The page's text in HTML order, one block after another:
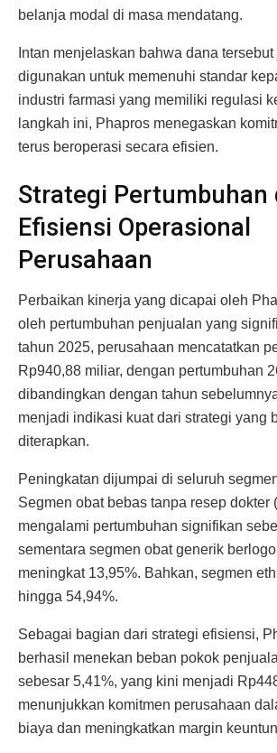
belanja modal di masa mendatang.
Intan menjelaskan bahwa dana
digunakan untuk memenuhi standar
industri farmasi yang memiliki regulasi
langkah ini, Phapros menegaskan
terus beroperasi secara efisien.
Strategi Pertumbuhan
Efisiensi Operasional
Perusahaan
Perbaikan kinerja yang dicapai oleh
oleh pertumbuhan penjualan yang
tahun 2025, perusahaan mencatatkan
Rp940,88 miliar, dengan pertumbuhan
dibandingkan dengan tahun
menjadi indikasi kuat dari strategi yang
diterapkan.
Peningkatan dijumpai di seluruh
Segmen obat bebas tanpa resep dokter
mengalami pertumbuhan signifikan
sementara segmen obat generik
meningkat 13,95%. Bahkan, segmen
hingga 54,94%.
Sebagai bagian dari strategi efisiensi,
berhasil menekan beban pokok
sebesar 5,41%, yang kini menjadi
menunjukkan komitmen perusahaan
biaya dan meningkatkan margin